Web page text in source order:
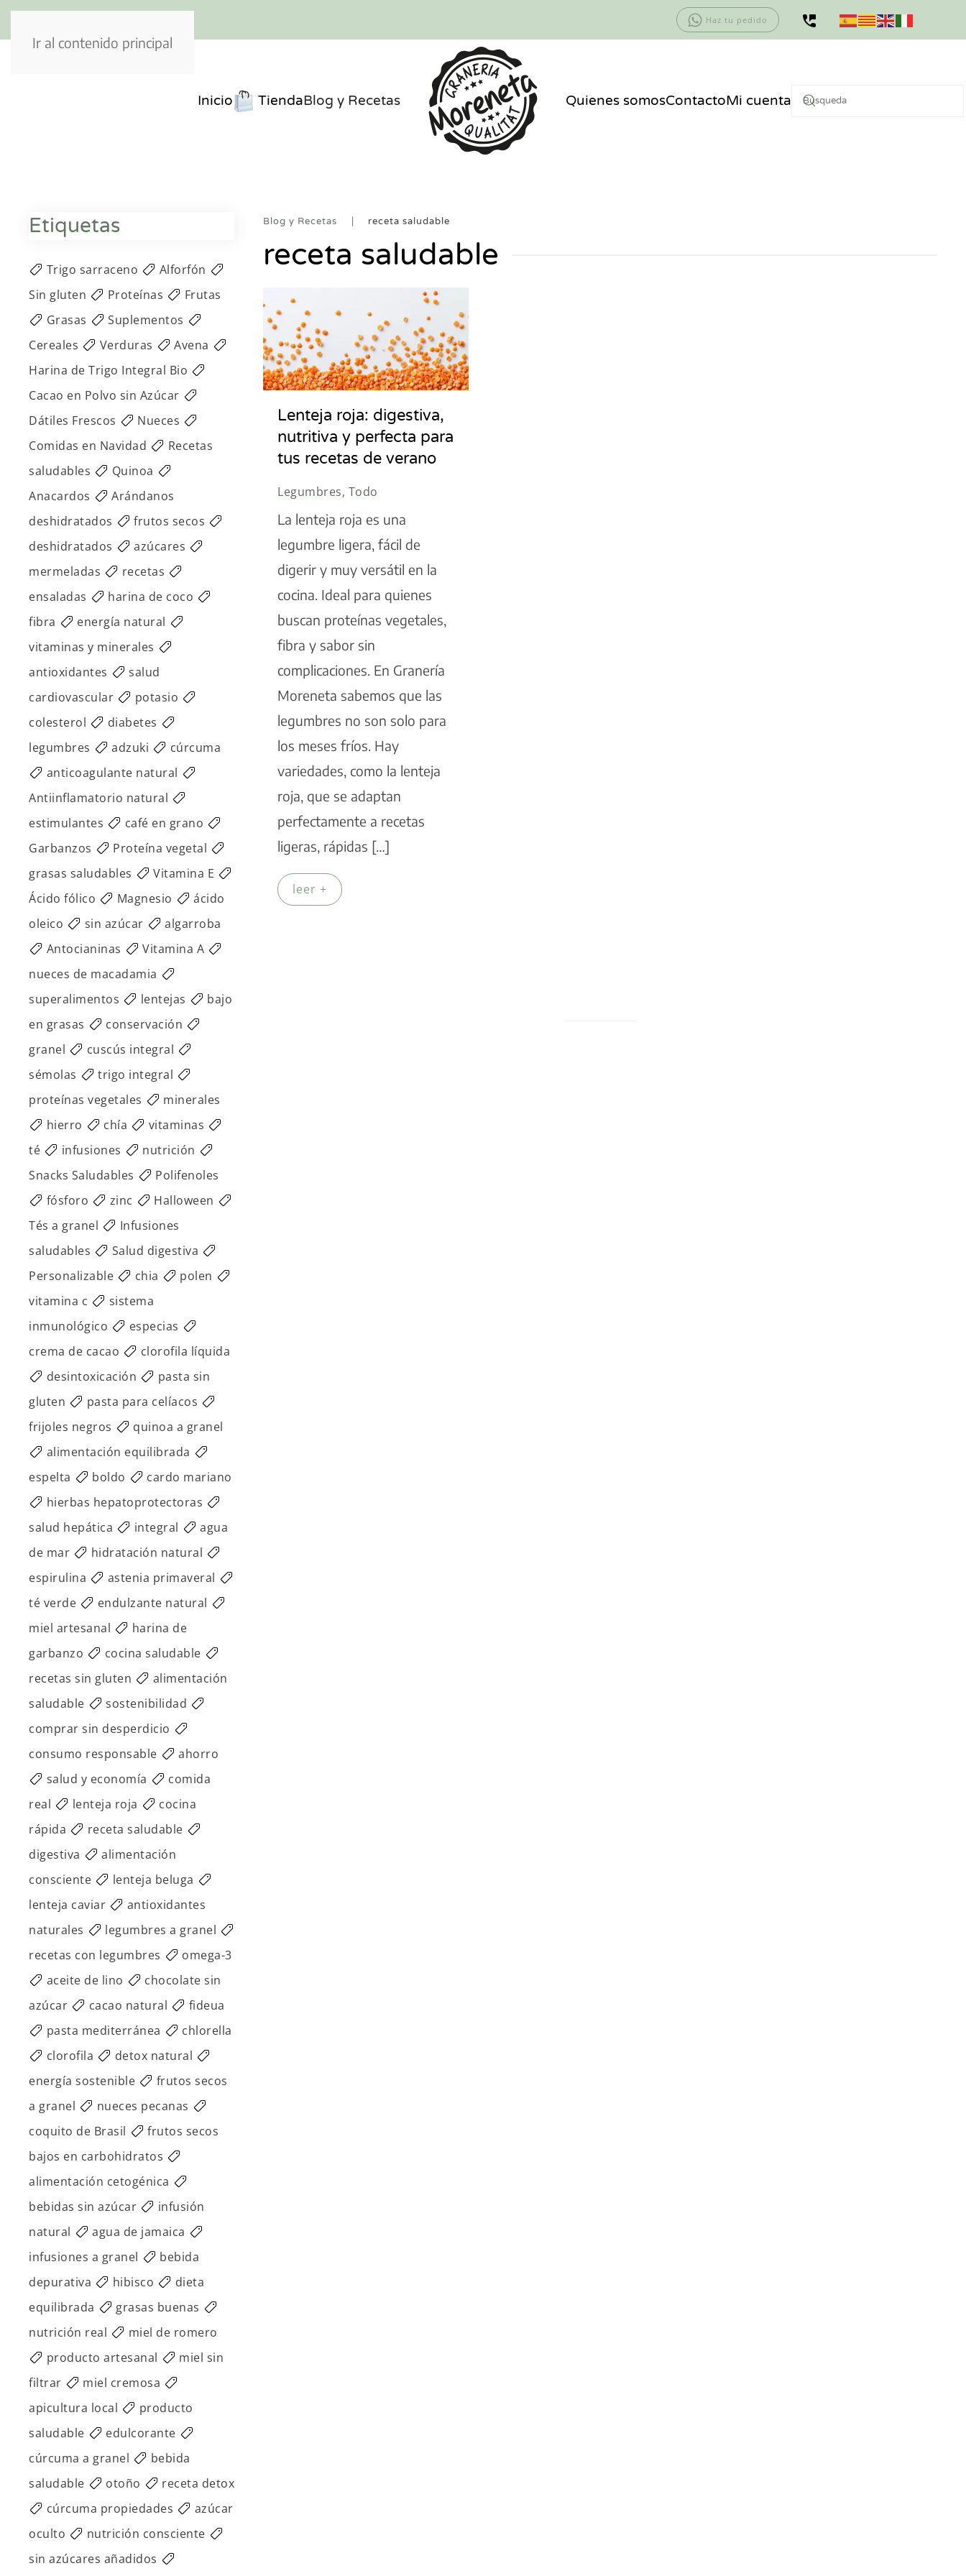
Ir al contenido principal
Haz tu pedido
Inicio TiendaBlog y Recetas Quienes somosContactoMi cuenta
Etiquetas
Trigo sarraceno
Alforfón
Sin gluten
Proteínas
Frutas
Grasas
Suplementos
Cereales
Verduras
Avena
Harina de Trigo Integral Bio
Cacao en Polvo sin Azúcar
Dátiles Frescos
Nueces
Comidas en Navidad
Recetas
saludables
Quinoa
Anacardos
Arándanos
deshidratados
frutos secos
deshidratados
azúcares
mermeladas
recetas
ensaladas
harina de coco
fibra
energía natural
vitaminas y minerales
antioxidantes
salud
cardiovascular
potasio
colesterol
diabetes
legumbres
adzuki
cúrcuma
anticoagulante natural
Antiinflamatorio natural
estimulantes
café en grano
Garbanzos
Proteína vegetal
grasas saludables
Vitamina E
Ácido fólico
Magnesio
ácido
oleico
sin azúcar
algarroba
Antocianinas
Vitamina A
nueces de macadamia
superalimentos
lentejas
bajo
en grasas
conservación
granel
cuscús integral
sémolas
trigo integral
proteínas vegetales
minerales
hierro
chía
vitaminas
té
infusiones
nutrición
Snacks Saludables
Polifenoles
fósforo
zinc
Halloween
Tés a granel
Infusiones
saludables
Salud digestiva
Personalizable
chia
polen
vitamina c
sistema
inmunológico
especias
crema de cacao
clorofila líquida
desintoxicación
pasta sin
gluten
pasta para celíacos
frijoles negros
quinoa a granel
alimentación equilibrada
espelta
boldo
cardo mariano
hierbas hepatoprotectoras
salud hepática
integral
agua
de mar
hidratación natural
espirulina
astenia primaveral
té verde
endulzante natural
miel artesanal
harina de
garbanzo
cocina saludable
recetas sin gluten
alimentación
saludable
sostenibilidad
comprar sin desperdicio
consumo responsable
ahorro
salud y economía
comida
real
lenteja roja
cocina
rápida
receta saludable
digestiva
alimentación
consciente
lenteja beluga
lenteja caviar
antioxidantes
naturales
legumbres a granel
recetas con legumbres
omega-3
aceite de lino
chocolate sin
azúcar
cacao natural
fideua
pasta mediterránea
chlorella
clorofila
detox natural
energía sostenible
frutos secos
a granel
nueces pecanas
coquito de Brasil
frutos secos
bajos en carbohidratos
alimentación cetogénica
bebidas sin azúcar
infusión
natural
agua de jamaica
infusiones a granel
bebida
depurativa
hibisco
dieta
equilibrada
grasas buenas
nutrición real
miel de romero
producto artesanal
miel sin
filtrar
miel cremosa
apicultura local
producto
saludable
edulcorante
cúrcuma a granel
bebida
saludable
otoño
receta detox
cúrcuma propiedades
azúcar
oculto
nutrición consciente
sin azúcares añadidos
Blog y Recetas receta saludable
receta saludable
Lenteja roja: digestiva,
nutritiva y perfecta para
tus recetas de verano
Legumbres, Todo
La lenteja roja es una
legumbre ligera, fácil de
digerir y muy versátil en la
cocina. Ideal para quienes
buscan proteínas vegetales,
fibra y sabor sin
complicaciones. En Granería
Moreneta sabemos que las
legumbres no son solo para
los meses fríos. Hay
variedades, como la lenteja
roja, que se adaptan
perfectamente a recetas
ligeras, rápidas […]
leer +